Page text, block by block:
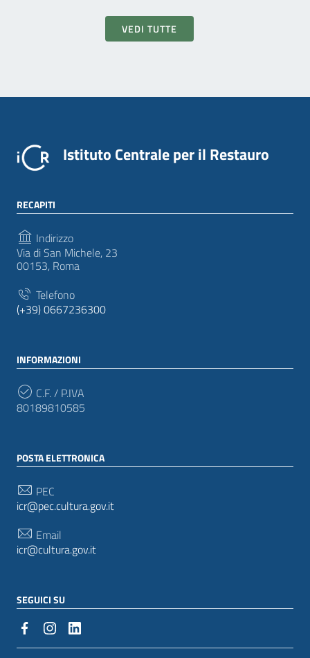
VEDI TUTTE
Istituto Centrale per il Restauro
RECAPITI
Indirizzo
Via di San Michele, 23
00153, Roma
Telefono
(+39) 0667236300
INFORMAZIONI
C.F. / P.IVA
80189810585
POSTA ELETTRONICA
PEC
icr@pec.cultura.gov.it
Email
icr@cultura.gov.it
SEGUICI SU